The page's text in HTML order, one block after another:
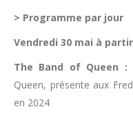
> Programme par jour
Vendredi 30 mai à
The Band of Queen :
Queen, présente aux
en 2024